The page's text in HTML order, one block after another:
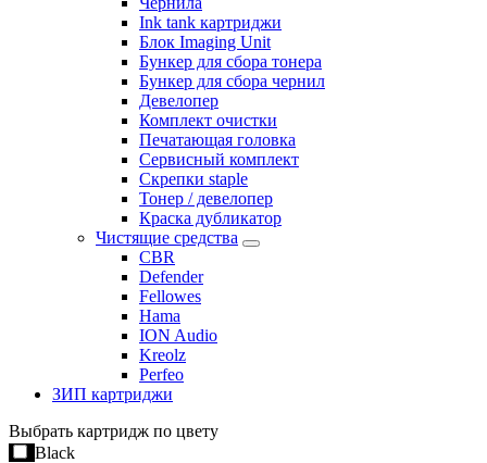
Ink tank картриджи
Блок Imaging Unit
Бункер для сбора тонера
Бункер для сбора чернил
Девелопер
Комплект очистки
Печатающая головка
Сервисный комплект
Скрепки staple
Тонер / девелопер
Краска дубликатор
Чистящие средства
CBR
Defender
Fellowes
Hama
ION Audio
Kreolz
Perfeo
ЗИП картриджи
Выбрать картридж по цвету
Black